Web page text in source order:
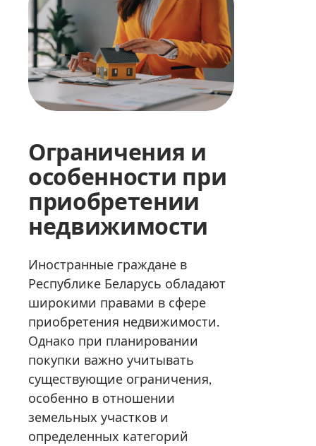
Ограничения и
особенности при
приобретении
недвижимости
Иностранные граждане в
Республике Беларусь обладают
широкими правами в сфере
приобретения недвижимости.
Однако при планировании
покупки важно учитывать
существующие ограничения,
особенно в отношении
земельных участков и
определенных категорий